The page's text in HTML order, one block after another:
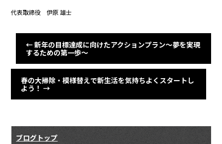
代表取締役 伊原 雄士
←新年の目標達成に向けたアクションプラン～夢を実現
するための第一歩～
春の大掃除・模様替えで新生活を気持ちよくスタートし
よう！→
ブログトップ